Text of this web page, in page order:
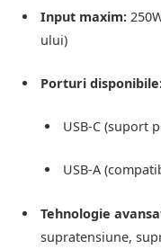
Input maxim:
ului)
Porturi
USB-C (suport
USB-A
Tehnologie
supratensiune,